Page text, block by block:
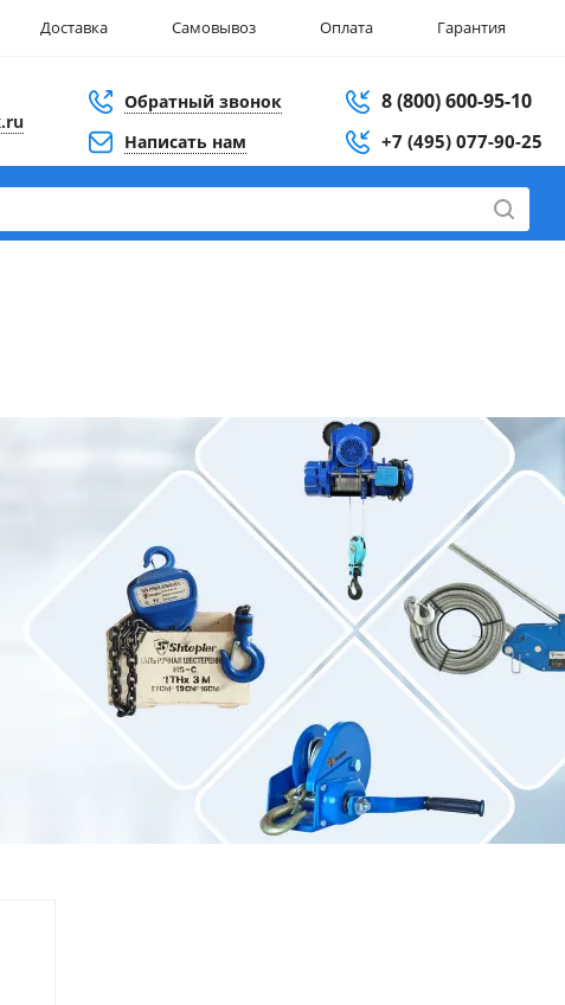
Доставка Самовывоз Оплата Гарантия
Обратный звонок
Написать нам
8 (800) 600-95-10
+7 (495) 077-90-25